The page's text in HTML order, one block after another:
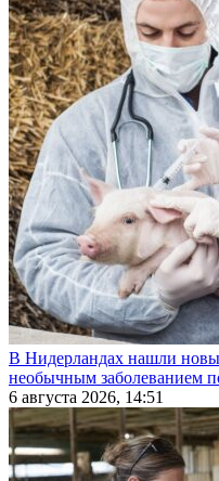
В Нидерландах нашли
необычным заболеванием
6 августа 2026, 14:51